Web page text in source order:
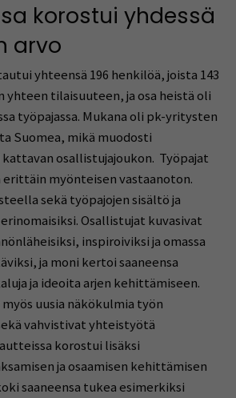
korostui yhdessä
arvo
yhteensä 196 henkilöä, joista 143
yhteen tilaisuuteen, ja osa heistä oli
työpajassa. Mukana oli pk-yritysten
Suomea, mikä muodosti
osallistujajoukon. Työpajat
myönteisen vastaanoton.
sekä työpajojen sisältö ja
Osallistujat kuvasivat
inspiroiviksi ja omassa
ja moni kertoi saaneensa
ja ideoita arjen kehittämiseen.
uusia näkökulmia työn
vahvistivat yhteistyötä
korostui lisäksi
ja osaamisen kehittämisen
saaneensa tukea esimerkiksi